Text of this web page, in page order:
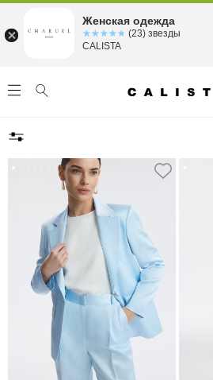
Женская одежда
☆☆☆☆☆
★★★★★ (23) звезды
CALISTA